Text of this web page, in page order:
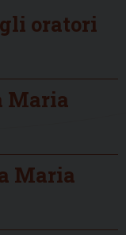
oratori
Maria
Maria